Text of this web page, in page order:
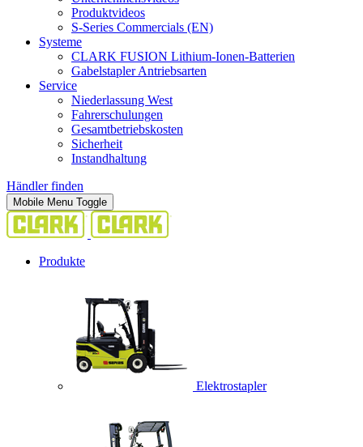
Produktvideos
S-Series Commercials (EN)
Systeme
CLARK FUSION Lithium-Ionen-Batterien
Gabelstapler Antriebsarten
Service
Niederlassung West
Fahrerschulungen
Gesamtbetriebskosten
Sicherheit
Instandhaltung
Händler finden
Mobile Menu Toggle
Produkte
Elektrostapler